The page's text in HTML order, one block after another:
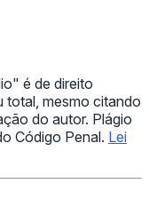
é de direito
total, mesmo citando
do autor. Plágio
Código Penal. Lei